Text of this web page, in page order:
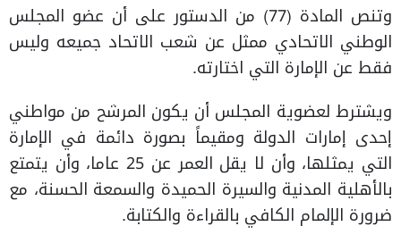
وتنص المادة (77) من الدستور على أن عضو المجلس
الوطني الاتحادي ممثل عن شعب الاتحاد جميعه وليس
فقط عن الإمارة التي اختارته.
ويشترط لعضوية المجلس أن يكون المرشح من مواطني
إحدى إمارات الدولة ومقيماً بصورة دائمة في الإمارة
التي يمثلها، وأن لا يقل العمر عن 25 عاما، وأن يتمتع
بالأهلية المدنية والسيرة الحميدة والسمعة الحسنة، مع
ضرورة الإلمام الكافي بالقراءة والكتابة.